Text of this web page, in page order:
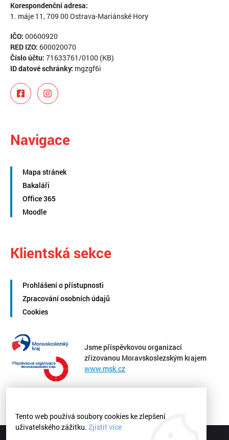
Korespondenční adresa:
1. máje 11, 709 00 Ostrava-Mariánské Hory
IČO: 00600920
RED IZO: 600020070
Číslo účtu: 71633761/0100 (KB)
ID datové schránky: mgzgf6i
Navigace
Mapa stránek
Bakaláři
Office 365
Moodle
Klientská sekce
Prohlášení o přístupnosti
Zpracování osobních údajů
Cookies
Jsme příspěvkovou organizací
zřizovanou Moravskoslezským krajem
www.msk.cz
Tento web používá soubory cookies ke zlepšení
uživatelského zážitku. Zjistit více